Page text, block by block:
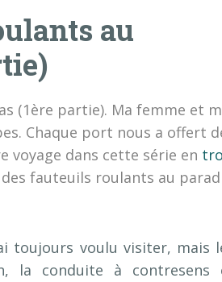
au
(1ère partie). Ma femme et
Chaque port nous a offert
voyage dans cette série en
fauteuils roulants au
toujours voulu visiter, mais
la conduite à contresens